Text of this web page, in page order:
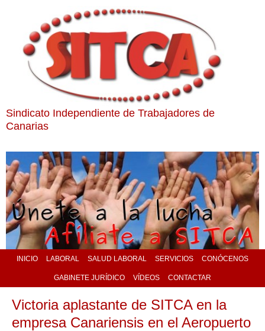
Sindicato Independiente de Trabajadores de
Canarias
INICIO LABORAL SALUD LABORAL SERVICIOS CONÓCENOS
GABINETE JURÍDICO VÍDEOS CONTACTAR
Victoria aplastante de SITCA en la
empresa Canariensis en el Aeropuerto